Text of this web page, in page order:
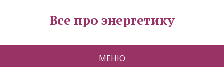
Все про энергетику
МЕНЮ